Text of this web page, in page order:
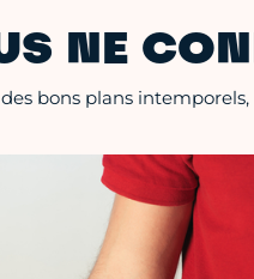
NE
bons plans